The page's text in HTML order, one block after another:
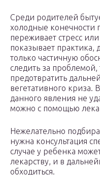
Среди родителей
холодные конечности
переживает стресс
показывает
только частичную
следить за проблемой,
предотвратить
вегетативного криза.
данного явления не
можно с помощью
Нежелательно
нужна консультация
случае у ребенка
лекарству, и в
обходиться.